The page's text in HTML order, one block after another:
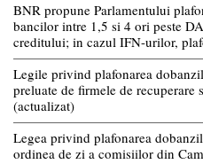
BNR propune Parlamentului
bancilor intre 1,5 si 4 ori peste
creditului; in cazul IFN-urilor,
Legile privind plafonarea
preluate de firmele de recuperare
(actualizat)
Legea privind plafonarea
ordinea de zi a comisiilor din